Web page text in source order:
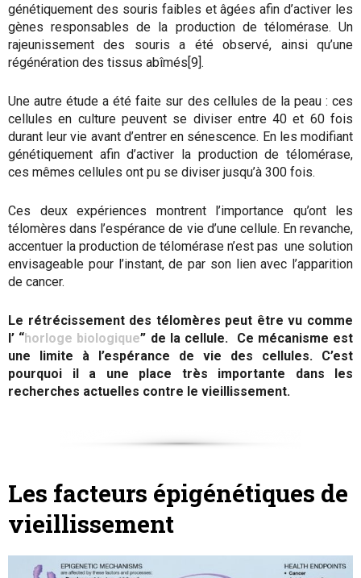
génétiquement des souris faibles et âgées afin d’activer les
gènes responsables de la production de télomérase. Un
rajeunissement des souris a été observé, ainsi qu’une
régénération des tissus abîmés[9].
Une autre étude a été faite sur des cellules de la peau : ces
cellules en culture peuvent se diviser entre 40 et 60 fois
durant leur vie avant d’entrer en sénescence. En les modifiant
génétiquement afin d’activer la production de télomérase,
ces mêmes cellules ont pu se diviser jusqu’à 300 fois.
Ces deux expériences montrent l’importance qu’ont les
télomères dans l’espérance de vie d’une cellule. En revanche,
accentuer la production de télomérase n’est pas une solution
envisageable pour l’instant, de par son lien avec l’apparition
de cancer.
Le rétrécissement des télomères peut être vu comme
l’ “horloge biologique” de la cellule. Ce mécanisme est
une limite à l’espérance de vie des cellules. C’est
pourquoi il a une place très importante dans les
recherches actuelles contre le vieillissement.
Les facteurs épigénétiques de
vieillissement